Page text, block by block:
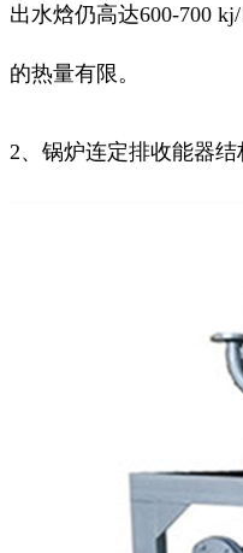
出水焓仍高达600-700
的热量有限。
2、锅炉连定排收能器